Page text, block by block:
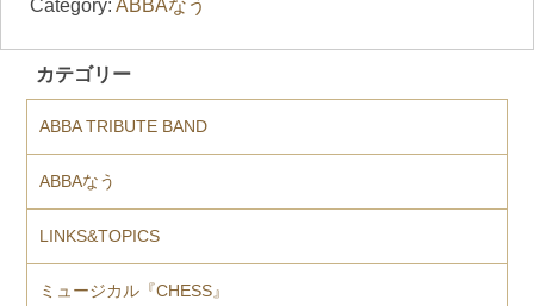
Category: ABBAなう
カテゴリー
ABBA TRIBUTE BAND
ABBAなう
LINKS&TOPICS
ミュージカル『CHESS』